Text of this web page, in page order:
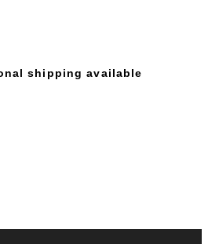
shipping available